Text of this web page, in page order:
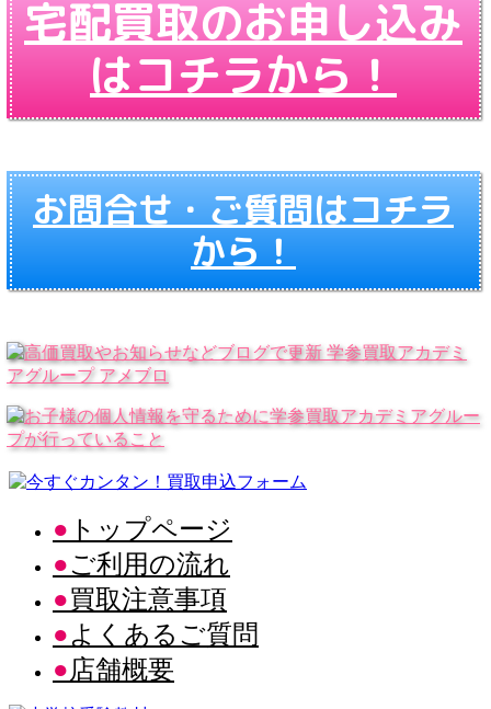
宅配買取のお申し込み
はコチラから！
お問合せ・ご質問はコチラ
から！
トップページ
ご利用の流れ
買取注意事項
よくあるご質問
店舗概要